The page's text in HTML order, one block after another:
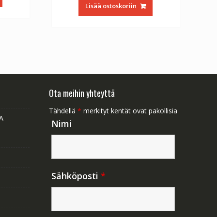
€56.64. €31.47.
Lisää ostoskoriin
Ota meihin yhteyttä
Tähdellä * merkityt kentät ovat pakollisia
Nimi
Sähköposti *